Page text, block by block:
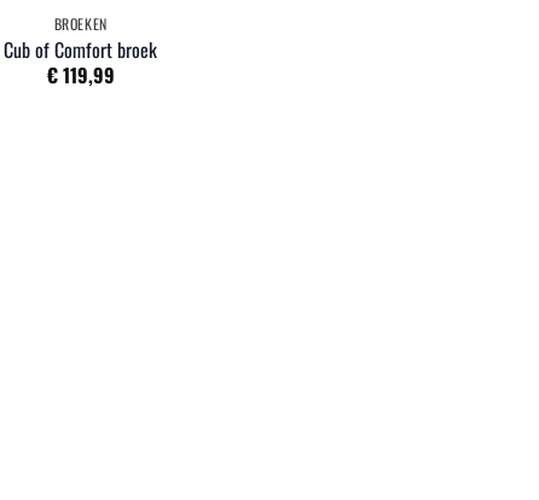
BROEKEN
Cub of Comfort broek
€119,99